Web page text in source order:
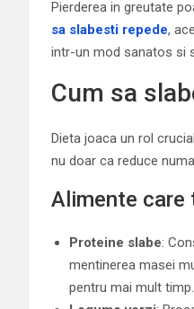
Pierderea in greutate
sa slabesti repede,
intr-un mod sanatos si
Cum sa
Dieta joaca un rol
nu doar ca reduce
Alimente care
Proteine slabe:
mentinerea masei
pentru mai mult timp.